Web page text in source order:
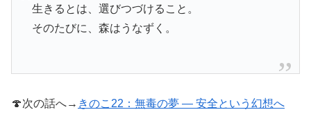
生きるとは、選びつづけること。
そのたびに、森はうなずく。
🍄次の話へ→ きのこ22：無毒の夢 ― 安全という幻想へ